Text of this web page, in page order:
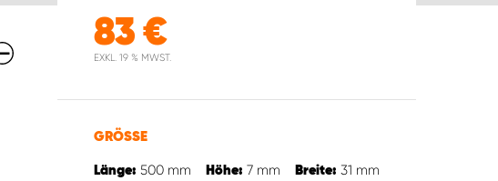
83 €
EXKL. 19 % MWST.
GRÖSSE
Länge: 500 mm Höhe: 7 mm Breite: 31 mm